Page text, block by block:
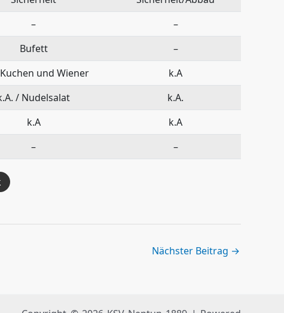
–
–
Bufett
–
und Wiener
k.A
/ Nudelsalat
k.A.
k.A
k.A
– –
Nächster Beitrag →